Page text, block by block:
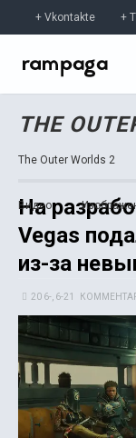
Vkontakte
THE
The Outer Worlds 2
Видео
На
Vegas
из-за
20 6-, 6-21